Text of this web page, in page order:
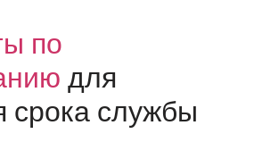
по
для
срока службы